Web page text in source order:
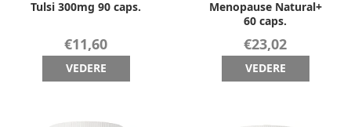
Tulsi 300mg 90 caps.
€11,60
VEDERE
Menopause Natural+
60 caps.
€23,02
VEDERE